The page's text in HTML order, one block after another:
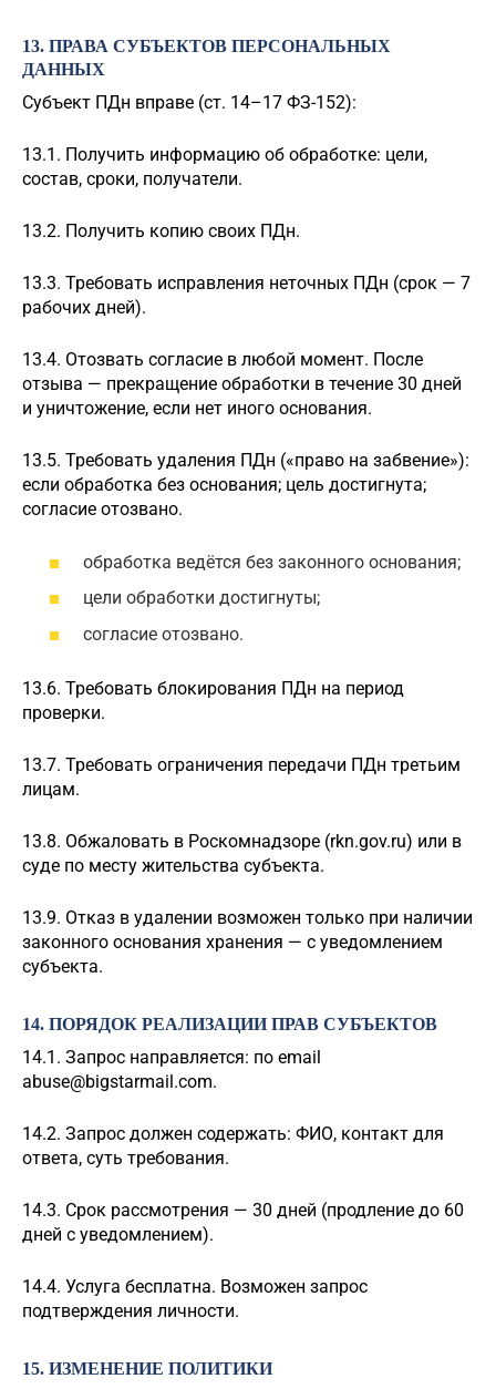
13. ПРАВА СУБЪЕКТОВ ПЕРСОНАЛЬНЫХ
ДАННЫХ
Субъект ПДн вправе (ст. 14–17 ФЗ-152):
13.1. Получить информацию об обработке: цели,
состав, сроки, получатели.
13.2. Получить копию своих ПДн.
13.3. Требовать исправления неточных ПДн (срок — 7
рабочих дней).
13.4. Отозвать согласие в любой момент. После
отзыва — прекращение обработки в течение 30 дней
и уничтожение, если нет иного основания.
13.5. Требовать удаления ПДн («право на забвение»):
если обработка без основания; цель достигнута;
согласие отозвано.
обработка ведётся без законного основания;
цели обработки достигнуты;
согласие отозвано.
13.6. Требовать блокирования ПДн на период
проверки.
13.7. Требовать ограничения передачи ПДн третьим
лицам.
13.8. Обжаловать в Роскомнадзоре (rkn.gov.ru) или в
суде по месту жительства субъекта.
13.9. Отказ в удалении возможен только при наличии
законного основания хранения — с уведомлением
субъекта.
14. ПОРЯДОК РЕАЛИЗАЦИИ ПРАВ СУБЪЕКТОВ
14.1. Запрос направляется: по email
abuse@bigstarmail.com.
14.2. Запрос должен содержать: ФИО, контакт для
ответа, суть требования.
14.3. Срок рассмотрения — 30 дней (продление до 60
дней с уведомлением).
14.4. Услуга бесплатна. Возможен запрос
подтверждения личности.
15. ИЗМЕНЕНИЕ ПОЛИТИКИ